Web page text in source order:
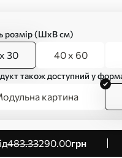
розмір (ШхВ см)
30 40 x 60
також доступний у
картина
від483.33290.00грн